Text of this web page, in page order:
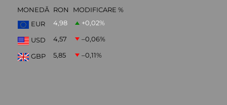
MONEDĂ RON
MODIFICARE %
EUR
4,98 +0,02%
USD 4,57 –0,06%
GBP 5,85 –0,11%